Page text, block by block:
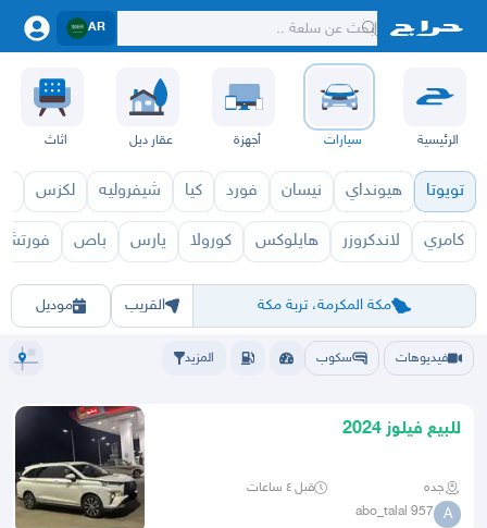
AR
الرئيسية سيارات أجهزة عقار ديل اثاث
تويوتا هيونداي نيسان فورد كيا شيفروليه لكزس
كامري لاندكروزر هايلوكس كورولا يارس باص
مكة المكرمة، تربة مكة
الرياض الشرقيه مكه تبوك القصيمحائل أبها الباحة
القريب موديل
فيلوز 2027 فيلوز 2026
فيديوهات سكوب المزيد
للبيع فيلوز 2024
جده قبل ٤ ساعات
A
abo_talal 957